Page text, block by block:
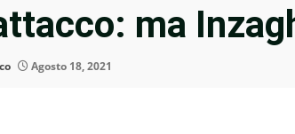
ma
Agosto 18, 2021